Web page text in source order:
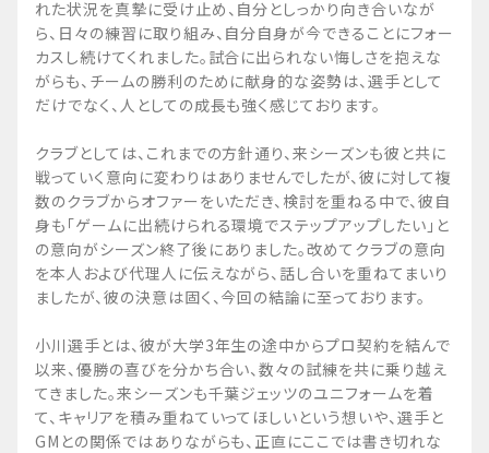
れた状況を真摯に受け止め、自分としっかり向き合いなが
ら、日々の練習に取り組み、自分自身が今できることにフォー
カスし続けてくれました。試合に出られない悔しさを抱えな
がらも、チームの勝利のために献身的な姿勢は、選手として
だけでなく、人としての成長も強く感じております。
クラブとしては、これまでの方針通り、来シーズンも彼と共に
戦っていく意向に変わりはありませんでしたが、彼に対して複
数のクラブからオファーをいただき、検討を重ねる中で、彼自
身も「ゲームに出続けられる環境でステップアップしたい」と
の意向がシーズン終了後にありました。改めてクラブの意向
を本人および代理人に伝えながら、話し合いを重ねてまいり
ましたが、彼の決意は固く、今回の結論に至っております。
小川選手とは、彼が大学3年生の途中からプロ契約を結んで
以来、優勝の喜びを分かち合い、数々の試練を共に乗り越え
てきました。来シーズンも千葉ジェッツのユニフォームを着
て、キャリアを積み重ねていってほしいという想いや、選手と
GMとの関係ではありながらも、正直にここでは書き切れな